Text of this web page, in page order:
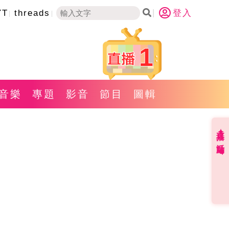
threads 登入
1
樂 專題 影音 節目 圖輯
直播✦活動